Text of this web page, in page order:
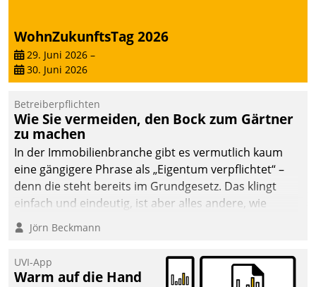
Dienstleisterauftrag.
WohnZukunftsTag 2026
29. Juni 2026 –
30. Juni 2026
Betreiberpflichten
Wie Sie vermeiden, den Bock zum Gärtner
zu machen
In der Immobilienbranche gibt es vermutlich kaum
eine gängigere Phrase als „Eigentum verpflichtet“ –
denn die steht bereits im Grundgesetz. Das klingt
einfach und eindeutig, ist aber alles andere, wie
Branchenbeschäftigte wissen. Denn mit der
Verantwortung folgen Verpflichtungen.
Jörn Beckmann
UVI-App
Warm auf die Hand